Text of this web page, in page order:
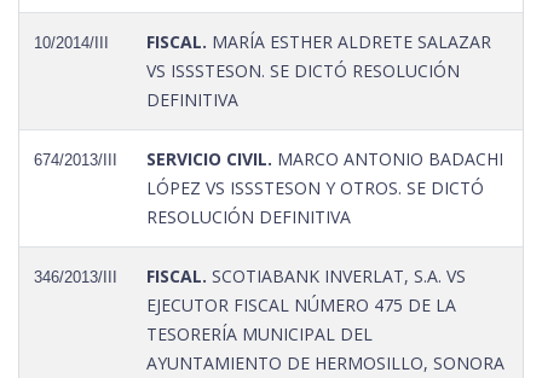
10/2014/III FISCAL. MARÍA ESTHER ALDRETE SALAZAR
VS ISSSTESON. SE DICTÓ RESOLUCIÓN
DEFINITIVA
674/2013/III SERVICIO CIVIL. MARCO ANTONIO BADACHI
LÓPEZ VS ISSSTESON Y OTROS. SE DICTÓ
RESOLUCIÓN DEFINITIVA
346/2013/III FISCAL. SCOTIABANK INVERLAT, S.A. VS
EJECUTOR FISCAL NÚMERO 475 DE LA
TESORERÍA MUNICIPAL DEL
AYUNTAMIENTO DE HERMOSILLO, SONORA